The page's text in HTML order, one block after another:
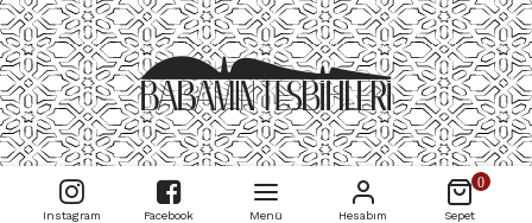
Instagram Facebook Menü Hesabım
0
Sepet